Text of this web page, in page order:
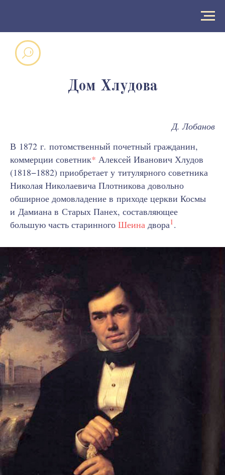
Дом Хлудова
Д. Лобанов
В 1872 г. потомственный почетный гражданин,
коммерции советник* Алексей Иванович Хлудов
(1818−1882) приобретает у титулярного советника
Николая Николаевича Плотникова довольно
обширное домовладение в приходе церкви Космы
и Дамиана в Старых Панех, составляющее
большую часть старинного Шеина двора1.